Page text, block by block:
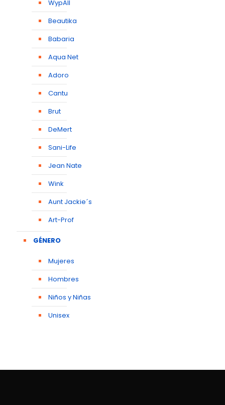
WypAll
Beautika
Babaria
Aqua Net
Adoro
Cantu
Brut
DeMert
Sani-Life
Jean Nate
Wink
Aunt Jackie´s
Art-Prof
GÉNERO
Mujeres
Hombres
Niños y Niñas
Unisex